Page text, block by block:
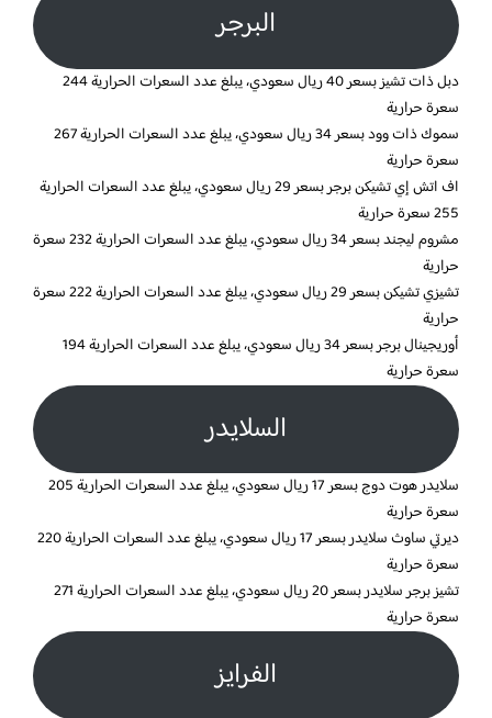
البرجر
دبل ذات تشيز بسعر 40 ريال سعودي، يبلغ عدد السعرات الحرارية 244
سعرة حرارية
سموك ذات وود بسعر 34 ريال سعودي، يبلغ عدد السعرات الحرارية 267
سعرة حرارية
اف اتش إي تشيكن برجر بسعر 29 ريال سعودي، يبلغ عدد السعرات الحرارية
255 سعرة حرارية
مشروم ليجند بسعر 34 ريال سعودي، يبلغ عدد السعرات الحرارية 232 سعرة
حرارية
تشيزي تشيكن بسعر 29 ريال سعودي، يبلغ عدد السعرات الحرارية 222 سعرة
حرارية
أوريجينال برجر بسعر 34 ريال سعودي، يبلغ عدد السعرات الحرارية 194
سعرة حرارية
السلايدر
سلايدر هوت دوج بسعر 17 ريال سعودي، يبلغ عدد السعرات الحرارية 205
سعرة حرارية
ديرتي ساوث سلايدر بسعر 17 ريال سعودي، يبلغ عدد السعرات الحرارية 220
سعرة حرارية
تشيز برجر سلايدر بسعر 20 ريال سعودي، يبلغ عدد السعرات الحرارية 271
سعرة حرارية
الفرايز